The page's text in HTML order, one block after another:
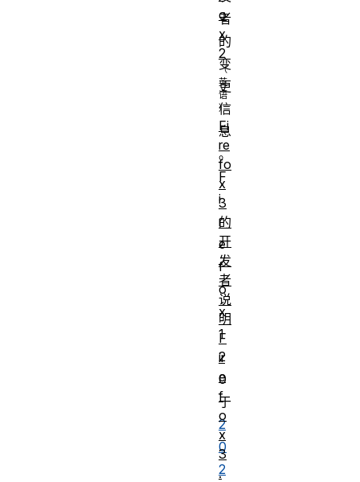
者
的
变
更
信
息
。
F
i
r
e
f
o
x
1
2
0
于
2
0
2
o
x
2
Fi
re
fo
x
3
的
开
发
者
说
明
F
ir
e
f
o
x
3
.